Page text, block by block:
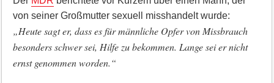
von seiner Großmutter sexuell misshandelt wurde:
„Heute sagt er, dass es für männliche Opfer von Missbrauch
besonders schwer sei, Hilfe zu bekommen. Lange sei er nicht
ernst genommen worden.“